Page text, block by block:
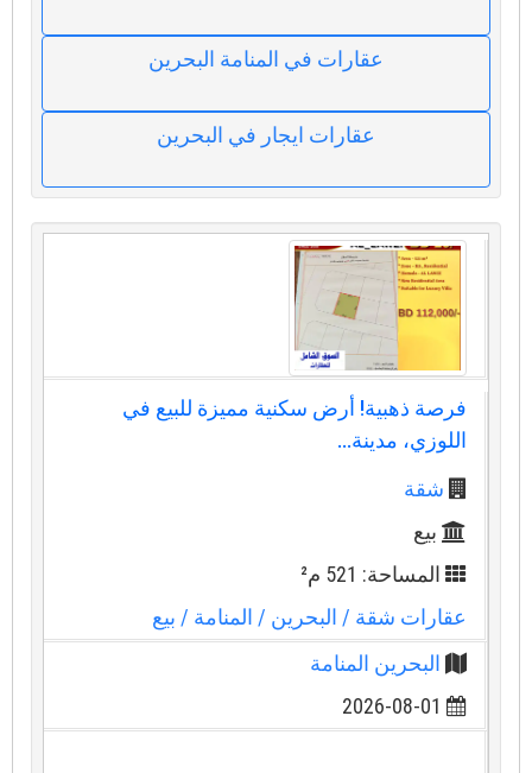
عقارات في المنامة البحرين
عقارات ايجار في البحرين
فرصة ذهبية! أرض سكنية مميزة للبيع في
اللوزي، مدينة...
شقة
بيع
المساحة: 521 م²
عقارات شقة / البحرين/ المنامة/ بيع
البحرين المنامة
2026-08-01